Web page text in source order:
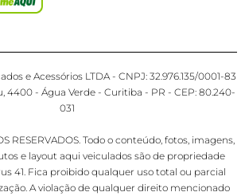
e Acessórios LTDA - CNPJ: 32.976.135/0001-83
4400 - Água Verde - Curitiba - PR - CEP: 80.240-
031
RESERVADOS. Todo o conteúdo, fotos, imagens,
e layout aqui veiculados são de propriedade
41. Fica proibido qualquer uso total ou parcial
A violação de qualquer direito mencionado